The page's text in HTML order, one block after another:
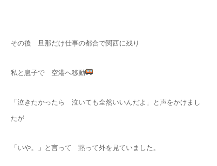
その後 旦那だけ仕事の都合で関西に残り
私と息子で 空港へ移動
「泣きたかったら 泣いても全然いいんだよ」と声をかけまし
たが
「いや。」と言って 黙って外を見ていました。